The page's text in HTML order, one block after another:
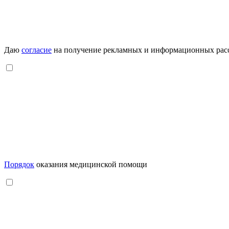
Даю согласие на получение рекламных и информационных
Порядок оказания медицинской помощи